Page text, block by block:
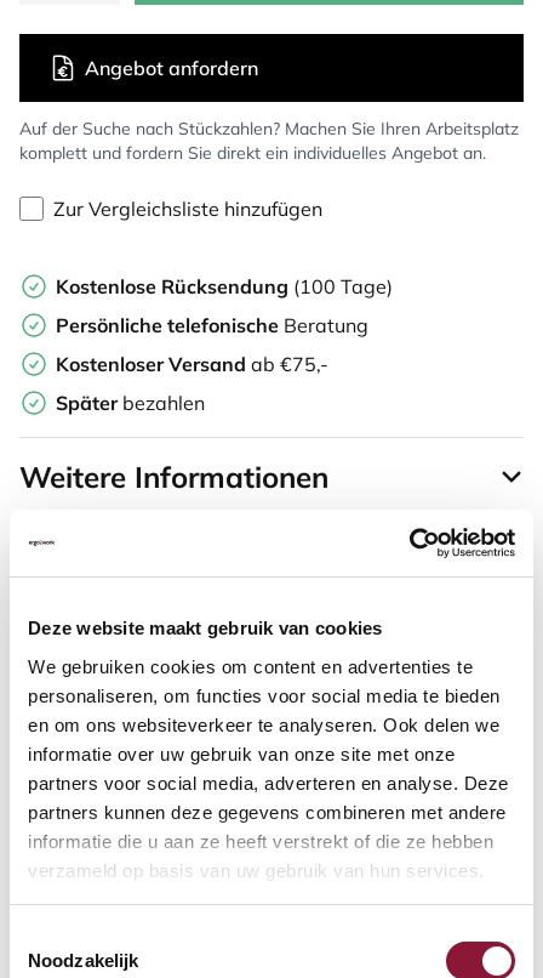
Deze website maakt gebruik van cookies
We gebruiken cookies om content en advertenties te
personaliseren, om functies voor social media te bieden
en om ons websiteverkeer te analyseren. Ook delen we
informatie over uw gebruik van onze site met onze
partners voor social media, adverteren en analyse. Deze
partners kunnen deze gegevens combineren met andere
informatie die u aan ze heeft verstrekt of die ze hebben
verzameld op basis van uw gebruik van hun services.
Noodzakelijk
Auf der Suche nach Stückzahlen? Machen Sie Ihren Arbeitsplatz
komplett und fordern Sie direkt ein individuelles Angebot an.
Angebot anfordern
Zur Vergleichsliste hinzufügen
Kostenlose Rücksendung (100 Tage)
Persönliche telefonische Beratung
Kostenloser Versand ab €75,-
Später bezahlen
Weitere Informationen
Häufig zusammen gekauft mit
Purekeys medizinische Maus
kabellos weiß
105,23
Inkl. MwSt.
Purekeys medizinische Maus